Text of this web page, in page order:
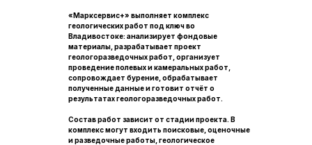
«Марксервис+» выполняет комплекс
геологических работ под ключ во
Владивостоке: анализирует фондовые
материалы, разрабатывает проект
геологоразведочных работ, организует
проведение полевых и камеральных работ,
сопровождает бурение, обрабатывает
полученные данные и готовит отчёт о
результатах геологоразведочных работ.
Состав работ зависит от стадии проекта. В
комплекс могут входить поисковые, оценочные
и разведочные работы, геологическое